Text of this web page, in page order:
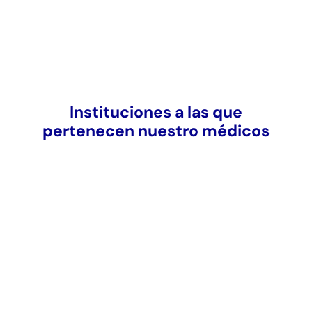
Instituciones a las que
pertenecen nuestro médicos